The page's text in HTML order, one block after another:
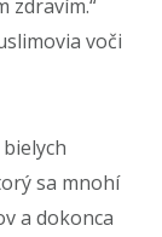
zdravím.“
voči
sa mnohí
a dokonca